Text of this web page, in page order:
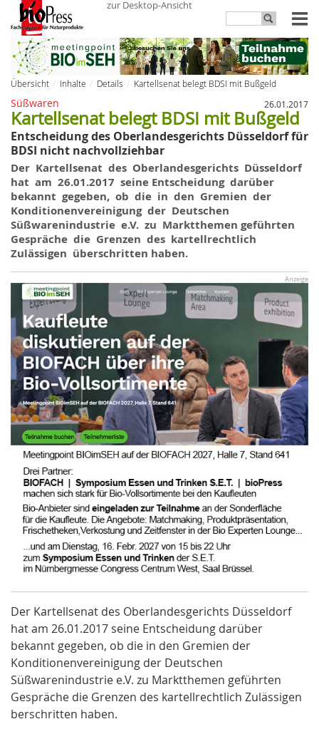
zur Desktop-Ansicht
Übersicht Inhalte Details Kartellsenat belegt BDSI mit Bußgeld
Süßwaren 26.01.2017
Kartellsenat belegt BDSI mit Bußgeld
Entscheidung des Oberlandesgerichts Düsseldorf für
BDSI nicht nachvollziehbar
Der Kartellsenat des Oberlandesgerichts Düsseldorf
hat am 26.01.2017 seine Entscheidung darüber
bekannt gegeben, ob die in den Gremien der
Konditionenvereinigung der Deutschen
Süßwarenindustrie e.V. zu Marktthemen geführten
Gespräche die Grenzen des kartellrechtlich
Zulässigen überschritten haben.
Anzeige
Der Kartellsenat des Oberlandesgerichts Düsseldorf
hat am 26.01.2017 seine Entscheidung darüber
bekannt gegeben, ob die in den Gremien der
Konditionenvereinigung der Deutschen
Süßwarenindustrie e.V. zu Marktthemen geführten
Gespräche die Grenzen des kartellrechtlich Zulässigen
berschritten haben.